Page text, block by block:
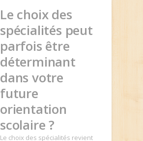
Le choix des
spécialités peut
parfois être
déterminant
dans votre
future
orientation
scolaire ?
Le choix des spécialités revient